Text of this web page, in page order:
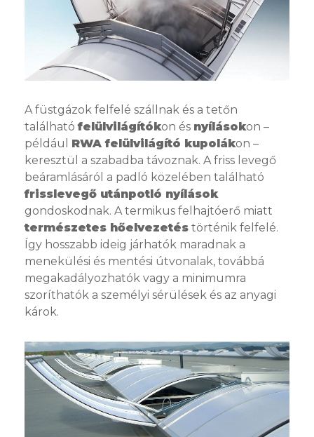
A füstgázok felfelé szállnak és a tetőn
találhatófelülvilágítókon és nyílásokon –
például RWA felülvilágító kupolákon –
keresztül a szabadba távoznak. A friss levegő
beáramlásáról a padló közelében található
frisslevegő utánpotló nyílások
gondoskodnak. A termikus felhajtóerő miatt
természetes hőelvezetés történik felfelé.
Így hosszabb ideig járhatók maradnak a
menekülési és mentési útvonalak, továbbá
megakadályozhatók vagy a minimumra
szoríthatók a személyi sérülések és az anyagi
károk.